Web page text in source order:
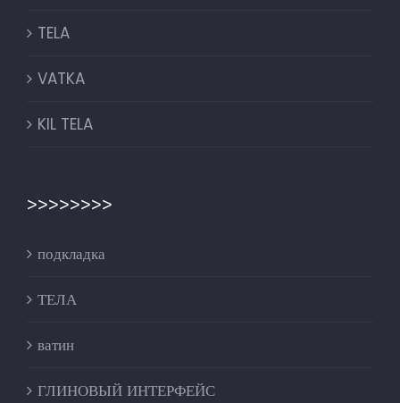
TELA
VATKA
KIL TELA
>>>>>>>>
подкладка
ТЕЛА
ватин
ГЛИНОВЫЙ ИНТЕРФЕЙС